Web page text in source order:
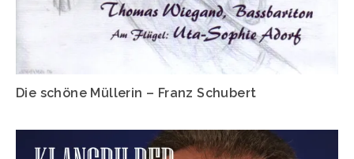
Die schöne Müllerin – Franz Schubert